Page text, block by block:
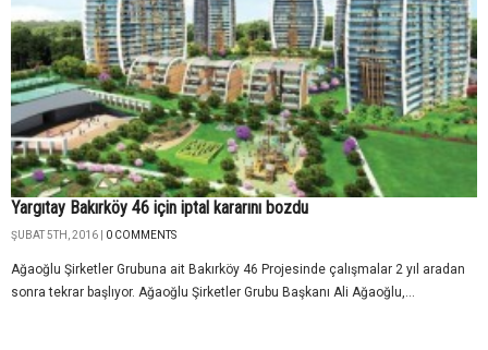
Yargıtay Bakırköy 46 için iptal kararını bozdu
ŞUBAT 5TH, 2016 | 0 COMMENTS
Ağaoğlu Şirketler Grubuna ait Bakırköy 46 Projesinde çalışmalar 2 yıl aradan
sonra tekrar başlıyor. Ağaoğlu Şirketler Grubu Başkanı Ali Ağaoğlu,...